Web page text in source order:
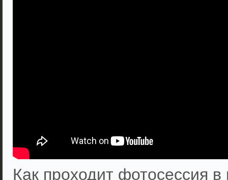
Как проходит фотосессия